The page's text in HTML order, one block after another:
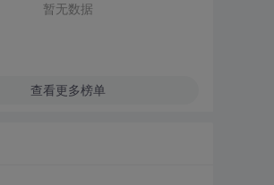
暂无数据
查看更多榜单